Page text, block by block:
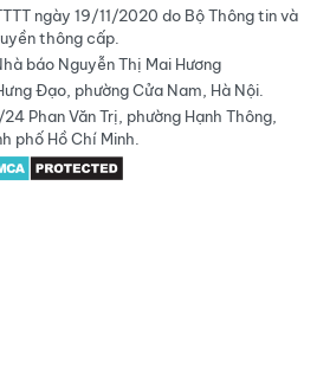
ngày 19/11/2020 do Bộ Thông tin và
thông cấp.
báo Nguyễn Thị Mai Hương
Đạo, phường Cửa Nam, Hà Nội.
Phan Văn Trị, phường Hạnh Thông,
phố Hồ Chí Minh.